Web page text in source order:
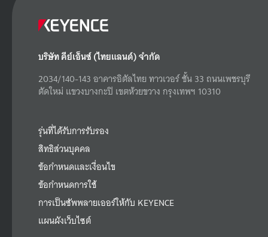
บริษัท คีย์เอ็นซ์ (ไทยแลนด์) จำกัด
2034/140-143 อาคารอิตัลไทย ทาวเวอร์ ชั้น 33 ถนนเพชรบุรี
ตัดใหม่ แขวงบางกะปิ เขตห้วยขวาง กรุงเทพฯ 10310
รุ่นที่ได้รับการรับรอง
สิทธิส่วนบุคคล
ข้อกำหนดและเงื่อนไข
ข้อกำหนดการใช้
การเป็นซัพพลายเออร์ให้กับ KEYENCE
แผนผังเว็บไซต์